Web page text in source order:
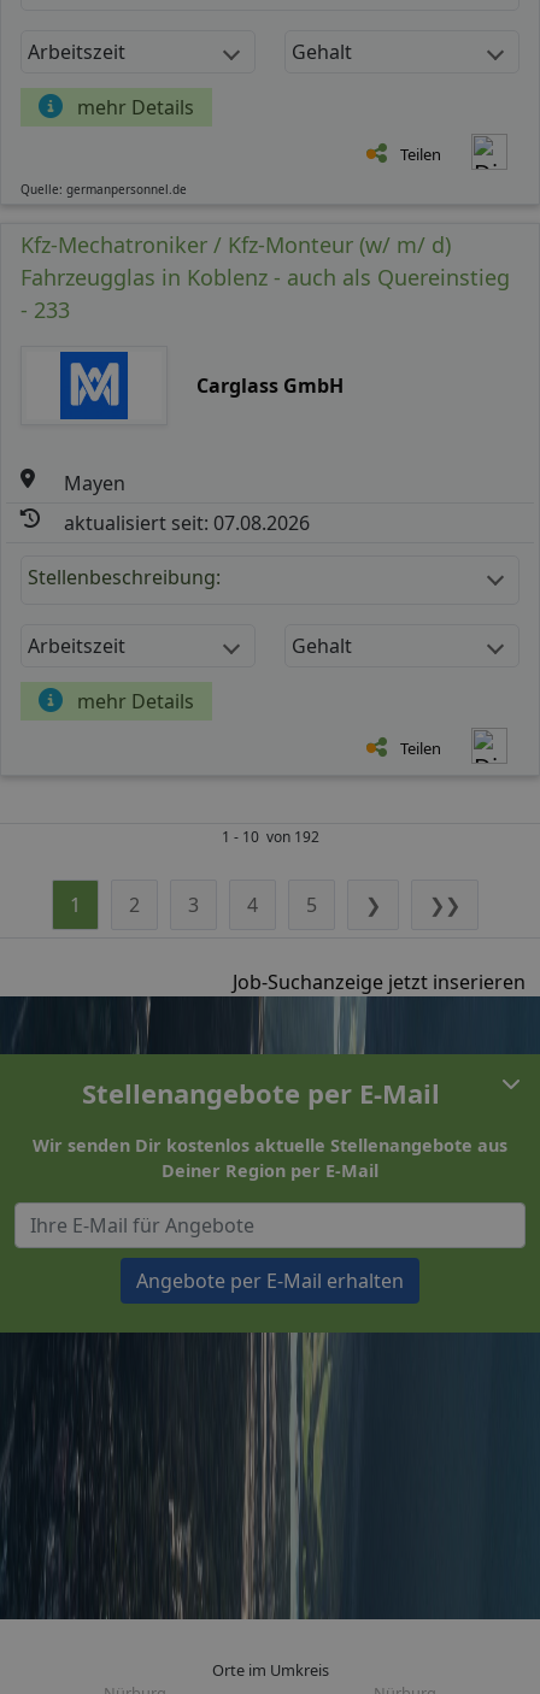
Arbeitszeit Gehalt
mehr Details
Teilen
Quelle: germanpersonnel.de
Kfz-Mechatroniker / Kfz-Monteur (w/ m/ d)
Fahrzeugglas in Koblenz - auch als Quereinstieg
- 233
Carglass GmbH
Mayen
aktualisiert seit: 07.08.2026
Stellenbeschreibung:
Arbeitszeit Gehalt
mehr Details
Teilen
1 - 10 von 192
1 2 3 4 5 ❯ ❯❯
Job-Suchanzeige jetzt inserieren
Stellenangebote per E-Mail
Wir senden Dir kostenlos aktuelle Stellenangebote aus
Deiner Region per E-Mail
Angebote per E-Mail erhalten
Orte im Umkreis